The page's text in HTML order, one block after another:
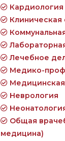
Кардиология
Клиническая
Лечебное
Медико-
Неврология
Общая
медицина)